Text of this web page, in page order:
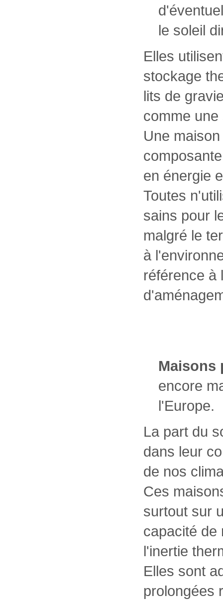
le soleil
Elles
stockage
lits de
comme
Une
en énergie
Toutes
sains pour
malgré le
à
référence à
Maisons
encore
l'Europe.
La part du
dans leur
de nos
Ces
surtout sur
capacité de
l'inertie
Elles sont
prolongées